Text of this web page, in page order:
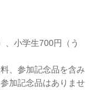
、小学生700円（う
、参加記念品を含み
加記念品はありませ